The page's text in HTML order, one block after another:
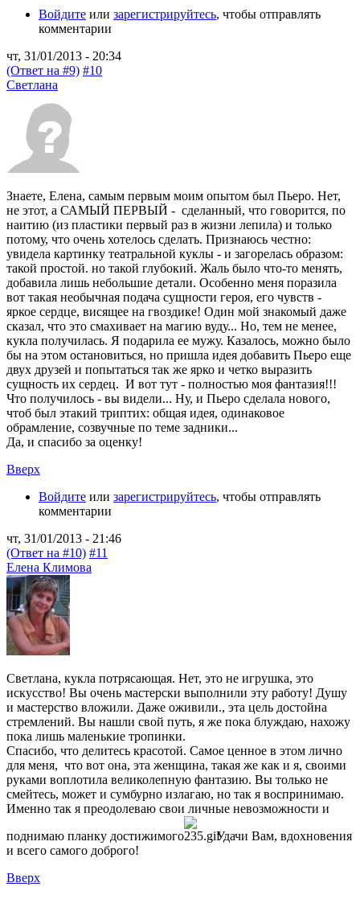
Войдите или зарегистрируйтесь, чтобы отправлять
комментарии
чт, 31/01/2013 - 20:34
(Ответ на #9) #10
Светлана
Знаете, Елена, самым первым моим опытом был Пьеро. Нет,
не этот, а САМЫЙ ПЕРВЫЙ - сделанный, что говорится, по
наитию (из пластики первый раз в жизни лепила) и только
потому, что очень хотелось сделать. Признаюсь честно:
увидела картинку театральной куклы - и загорелась образом:
такой простой. но такой глубокий. Жаль было что-то менять,
добавила лишь небольшие детали. Особенно меня поразила
вот такая необычная подача сущности героя, его чувств -
яркое сердце, висящее на гвоздике! Один мой знакомый даже
сказал, что это смахивает на магию вуду... Но, тем не менее,
кукла получилась. Я подарила ее мужу. Казалось, можно было
бы на этом остановиться, но пришла идея добавить Пьеро еще
двух друзей и попытаться так же ярко и четко выразить
сущность их сердец. И вот тут - полностью моя фантазия!!!
Что получилось - вы видели... Ну, и Пьеро сделала нового,
чтоб был этакий триптих: общая идея, одинаковое
обрамление, созвучные по теме задники...
Да, и спасибо за оценку!
Вверх
Войдите или зарегистрируйтесь, чтобы отправлять
комментарии
чт, 31/01/2013 - 21:46
(Ответ на #10) #11
Елена Климова
Светлана, кукла потрясающая. Нет, это не игрушка, это
искусство! Вы очень мастерски выполнили эту работу! Душу
и мастерство вложили. Даже оживили., эта цель достойна
стремлений. Вы нашли свой путь, я же пока блуждаю, нахожу
пока лишь маленькие тропинки.
Спасибо, что делитесь красотой. Самое ценное в этом лично
для меня, что вот она, эта женщина, такая же как и я, своими
руками воплотила великолепную фантазию. Вы только не
смейтесь, может и сумбурно излагаю, но так я воспринимаю.
Именно так я преодолеваю свои личные невозможности и
поднимаю планку достижимого
. Удачи Вам, вдохновения
и всего самого доброго!
Вверх